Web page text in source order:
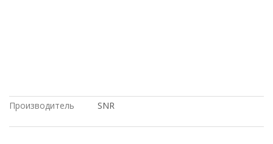
Производитель
SNR